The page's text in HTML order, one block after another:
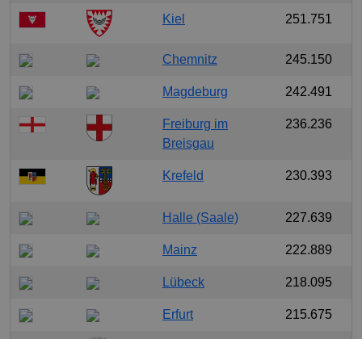
Kiel 251.751
Chemnitz 245.150
Magdeburg 242.491
Freiburg im
Breisgau
236.236
Krefeld 230.393
Halle (Saale) 227.639
Mainz 222.889
Lübeck 218.095
Erfurt 215.675